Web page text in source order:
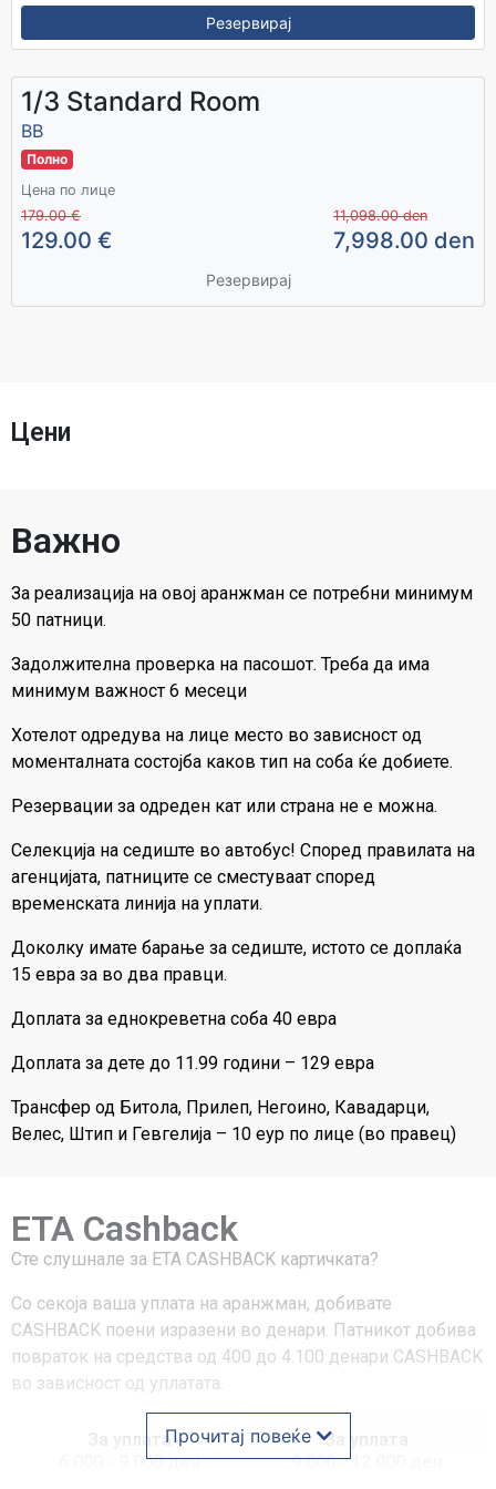
Резервирај
1/3 Standard Room
BB
Полно
Цена по лице
179.00 €
129.00 €
11,098.00 den
7,998.00 den
Резервирај
Цени
Важно
За реализација на овој аранжман се потребни минимум
50 патници.
Задолжителна проверка на пасошот. Треба да има
минимум важност 6 месеци
Хотелот одредува на лице место во зависност од
моменталната состојба каков тип на соба ќе добиете.
Резервации за одреден кат или страна не е можна.
Селекција на седиште во автобус! Според правилата на
агенцијата, патниците се сместуваат според
временската линија на уплати.
Доколку имате барање за седиште, истото се доплаќа
15 евра за во два правци.
Доплата за еднокреветна соба 40 евра
Доплата за дете до 11.99 години – 129 евра
Трансфер од Битола, Прилеп, Негоино, Кавадарци,
Велес, Штип и Гевгелија – 10 еур по лице (во правец)
ETA Cashback
Сте слушнале за ЕТА CASHBACK картичката?
Со секоја ваша уплата на аранжман, добивате
CASHBACK поени изразени во денари. Патникот добива
повраток на средства од 400 до 4.100 денари CASHBACK
во зависност од уплатата.
За уплата
6.000 - 9.000 ден
За уплата
9.000 - 12.000 ден
Прочитај повеќе